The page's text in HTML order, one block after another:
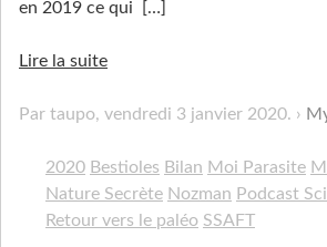
en 2019 ce qui […]
Lire la suite
Par taupo, vendredi 3 janvier 2020.
2020 Bestioles Bilan Moi Parasite
Nature Secrète Nozman Podcast
Retour vers le paléo SSAFT